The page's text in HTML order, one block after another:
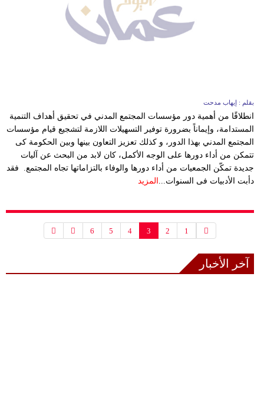
بقلم : إيهاب مدحت
انطلاقًا من أهمية دور مؤسسات المجتمع المدني في تحقيق أهداف التنمية
المستدامة، وإيماناً بضرورة توفير التسهيلات اللازمة لتشجيع قيام مؤسسات
المجتمع المدني بهذا الدور، و كذلك تعزيز التعاون بينها وبين الحكومة كى
تتمكن من أداء دورها على الوجه الأكمل، كان لابد من البحث عن آليات
جديدة تمكّن الجمعيات من أداء دورها والوفاء بالتزاماتها تجاه المجتمع. فقد
دأبت الأدبيات فى السنوات... المزيد
1
2
3
4
5
6
آخر الأخبار